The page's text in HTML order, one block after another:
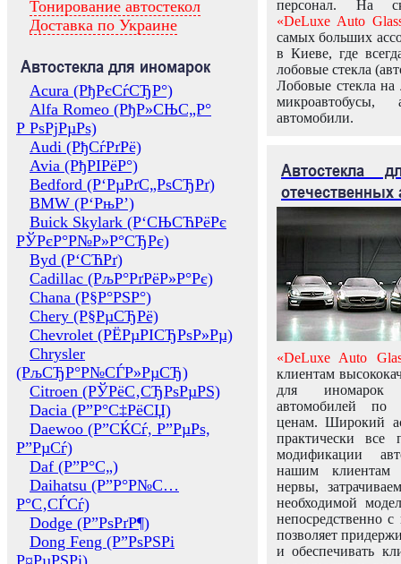
Тонирование автостекол
Доставка по Украине
Автостекла для иномарок
Acura (РђРєСѓСЂР°)
Alfa Romeo (РђР»СЊС„Р°
Р РѕРјРµРѕ)
Audi (РђСѓРґРё)
Avia (РђРІРёР°)
Bedford (Р‘РµРґС„РѕСЂРґ)
BMW (Р‘РњР’)
Buick Skylark (Р‘СЊСЋРёРє
РЎРєР°Р№Р»Р°СЂРє)
Byd (Р‘СЋРґ)
Cadillac (РљР°РґРёР»Р°Рє)
Chana (Р§Р°РЅР°)
Chery (Р§РµСЂРё)
Chevrolet (РЁРµРІСЂРѕР»Рµ)
Chrysler
(РљСЂР°Р№СЃР»РµСЂ)
Citroen (РЎРёС‚СЂРѕРµРЅ)
Dacia (Р”Р°С‡РёСЏ)
Daewoo (Р”СЌСѓ, Р”РµРѕ,
Р”РµСѓ)
Daf (Р”Р°С„)
Daihatsu (Р”Р°Р№С…
Р°С‚СЃСѓ)
Dodge (Р”РѕРґР¶)
Dong Feng (Р”РѕРЅРі
Р¤РµРЅРі)
персонал. На
«DeLuxe Auto
самых больших
в Киеве, где
лобовые стекла
Лобовые стекла на
микроавтобусы,
автомобили.
Автостекла
отечественных
«DeLuxe Auto
клиентам
для иномарок
автомобилей
ценам. Широкий
практически все
модификации
нашим клиентам
нервы,
необходимой
непосредственно
позволяет
и обеспечивать